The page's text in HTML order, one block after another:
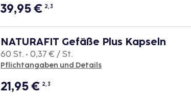
39,95€ 2, 3
NATURAFIT Gefäße Plus Kapseln
60 St. • 0,37 € / St.
Pflichtangaben und Details
21,95€ 2, 3